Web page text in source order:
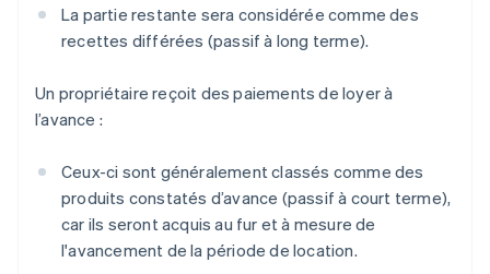
La partie restante sera considérée comme des
recettes différées (passif à long terme).
Un propriétaire reçoit des paiements de loyer à
l’avance :
Ceux-ci sont généralement classés comme des
produits constatés d’avance (passif à court terme),
car ils seront acquis au fur et à mesure de
l'avancement de la période de location.